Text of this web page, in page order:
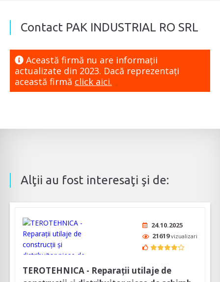
Contact PAK INDUSTRIAL RO SRL
Această firmă nu are informaţii
actualizate din 2023. Dacă reprezentaţi
această firmă click aici.
Alţii au fost interesaţi şi de:
24.10.2025
21619vizualizari
TEROTEHNICA - Reparații utilaje de